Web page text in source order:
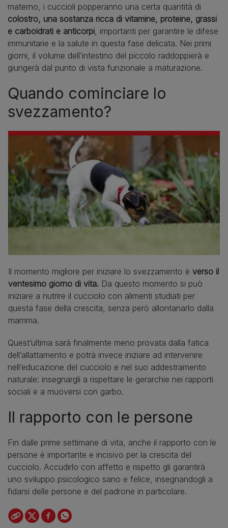
materno, i cuccioli popperanno una certa quantità di
colostro, una sostanza ricca di vitamine, proteine, grassi
e carboidrati e anticorpi , importanti per garantire le difese
immunitarie e la salute in questa fase delicata. Nei primi
giorni, il volume dell’intestino del piccolo raddoppierà e
giungerà dal punto di vista funzionale a maturazione.
Quando cominciare lo
svezzamento?
Il momento migliore per iniziare lo svezzamento è verso il
ventesimo giorno di vita. Da questo momento si può
iniziare a nutrire il cucciolo con alimenti studiati per
questa fase della crescita, senza però allontanarlo dalla
mamma.
Quest’ultima sarà finalmente meno provata dalla fatica
dell’allattamento e potrà invece iniziare ad intervenire
nell’educazione del cucciolo e nel suo addestramento
naturale: insegnargli a rispettare le gerarchie nei rapporti
sociali e a muoversi con garbo.
Il rapporto con le persone
Fin dalle prime settimane di vita, anche il rapporto con le
persone è importante e incisivo per la crescita del
cucciolo. Accudirlo con affetto e rispetto gli garantirà
uno sviluppo psicologico sano e felice, insegnandogli a
fidarsi delle persone e del padrone in particolare.